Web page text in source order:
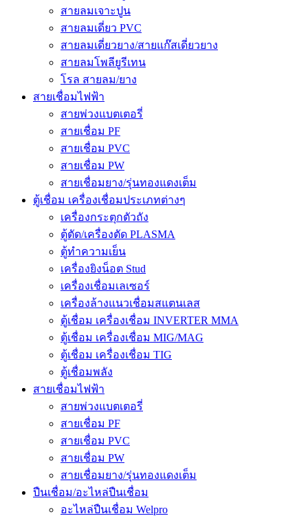
สายลมเจาะปูน
สายลมเดี่ยว PVC
สายลมเดี่ยวยาง/สายแก๊สเดี่ยวยาง
สายลมโพลียูรีเทน
โรล สายลม/ยาง
สายเชื่อมไฟฟ้า
สายพ่วงแบตเตอรี่
สายเชื่อม PF
สายเชื่อม PVC
สายเชื่อม PW
สายเชื่อมยาง/รุ่นทองแดงเต็ม
ตู้เชื่อม เครื่องเชื่อมประเภทต่างๆ
เครื่องกระตุกตัวถัง
ตู้ตัด/เครื่องตัด PLASMA
ตู้ทำความเย็น
เครื่องยิงน็อต Stud
เครื่องเชื่อมเลเซอร์
เครื่องล้างแนวเชื่อมสแตนเลส
ตู้เชื่อม เครื่องเชื่อม INVERTER MMA
ตู้เชื่อม เครื่องเชื่อม MIG/MAG
ตู้เชื่อม เครื่องเชื่อม TIG
ตู้เชื่อมพลัง
สายเชื่อมไฟฟ้า
สายพ่วงแบตเตอรี่
สายเชื่อม PF
สายเชื่อม PVC
สายเชื่อม PW
สายเชื่อมยาง/รุ่นทองแดงเต็ม
ปืนเชื่อม/อะไหล่ปืนเชื่อม
อะไหล่ปืนเชื่อม Welpro